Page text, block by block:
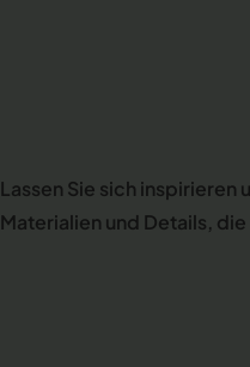
Lassen Sie sich
Materialien und Details,